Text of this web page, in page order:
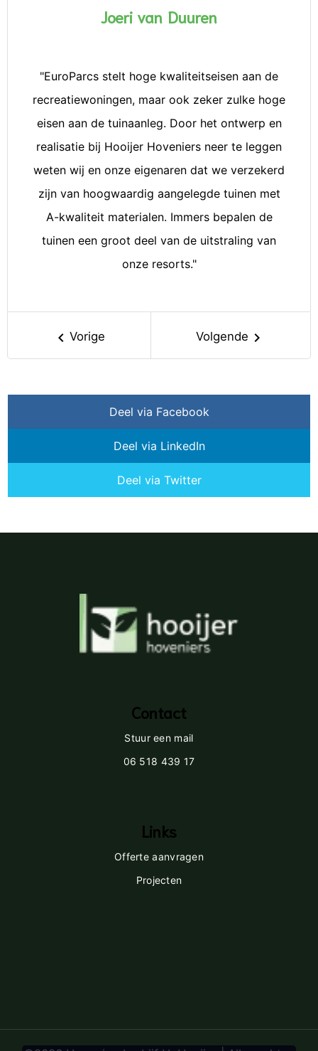
Joeri van Duuren
"EuroParcs stelt hoge kwaliteitseisen aan de
recreatiewoningen, maar ook zeker zulke hoge
eisen aan de tuinaanleg. Door het ontwerp en
realisatie bij Hooijer Hoveniers neer te leggen
weten wij en onze eigenaren dat we verzekerd
zijn van hoogwaardig aangelegde tuinen met
A-kwaliteit materialen. Immers bepalen de
tuinen een groot deel van de uitstraling van
onze resorts."
keyboard_arrow_leftVorige Volgende keyboard_arrow_right
Deel via Facebook
Deel via LinkedIn
Deel via Twitter
Contact
Stuur een mail
06 518 439 17
Links
Offerte aanvragen
Projecten